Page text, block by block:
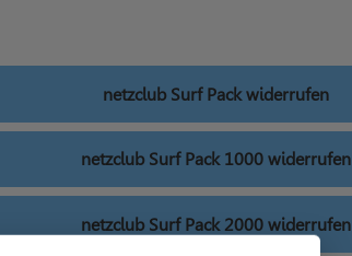
netzclub Surf Pack widerrufen
netzclub Surf Pack 1000 widerrufen
netzclub Surf Pack 2000 widerrufen